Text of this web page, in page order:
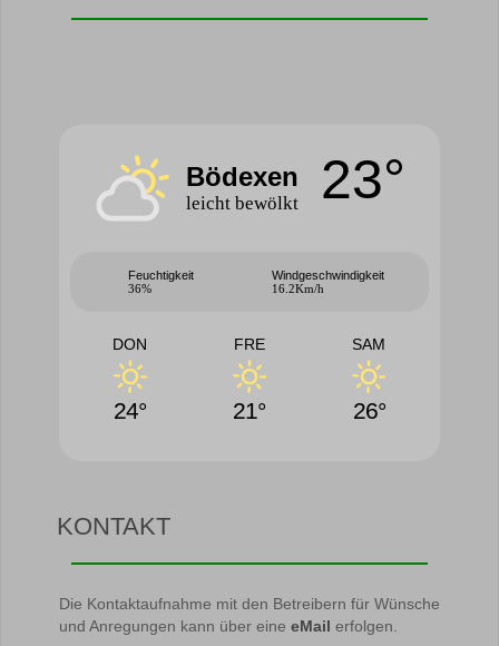
Bödexen
leicht bewölkt 23°
Feuchtigkeit
36%
Windgeschwindigkeit
16.2Km/h
DON
24°
FRE
21°
SAM
26°
KONTAKT
Die Kontaktaufnahme mit den Betreibern für Wünsche
und Anregungen kann über eine eMail erfolgen.